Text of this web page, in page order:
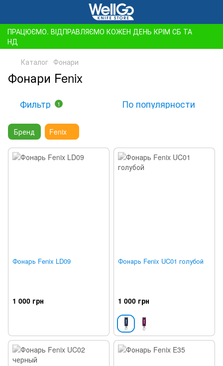
ПРАЦЮЄМО. ВІДПРАВЛЯЄМО КОЖЕН ДЕНЬ КРІМ СБ ТА
НД
Каталог Фонари
Фонари Fenix
Фильтр 1 По популярности
Бренд Fenix
Фонарь Fenix LD09
1 000 грн
Фонарь Fenix UC01 голубой
1 000 грн